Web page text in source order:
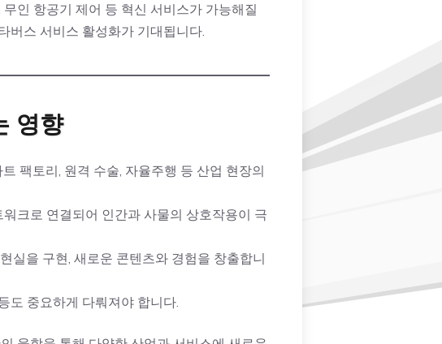
인 항공기 제어 등 혁신 서비스가 가능해질
버스 서비스 활성화가 기대됩니다.
영향
팩토리, 원격 수술, 자율주행 등 산업 현장의
크로 연결되어 인간과 사물의 상호작용이 극
실을 구현, 새로운 콘텐츠와 경험을 창출합니
도 중요하게 다뤄져야 합니다.